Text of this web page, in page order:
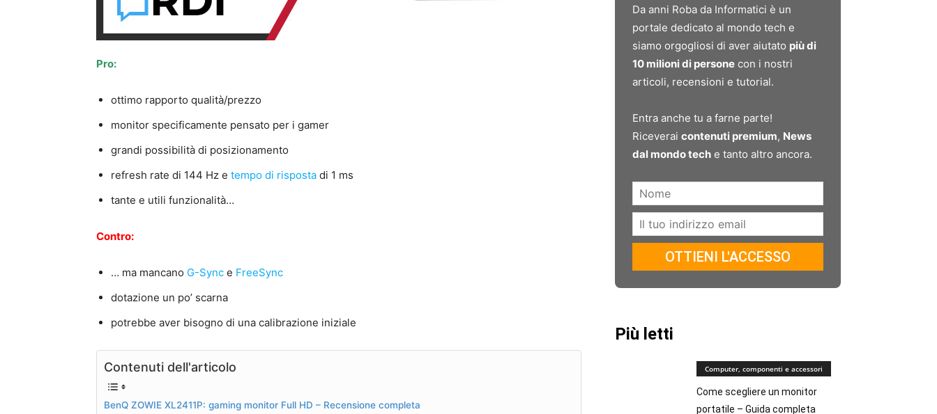
Pro:
ottimo rapporto qualità/prezzo
monitor specificamente pensato per i gamer
grandi possibilità di posizionamento
refresh rate di 144 Hz e tempo di risposta di 1 ms
tante e utili funzionalità…
Contro:
… ma mancano G-Sync e FreeSync
dotazione un po’ scarna
potrebbe aver bisogno di una calibrazione iniziale
Contenuti dell'articolo
BenQ ZOWIE XL2411P: gaming monitor Full HD – Recensione completa
Da anni Roba da Informatici è un
portale dedicato al mondo tech e
siamo orgogliosi di aver aiutato più di
10 milioni di persone con i nostri
articoli, recensioni e tutorial.
Entra anche tu a farne parte!
Riceverai contenuti premium, News
dal mondo tech e tanto altro ancora.
Più letti
Computer, componenti e accessori
Come scegliere un monitor
portatile – Guida completa